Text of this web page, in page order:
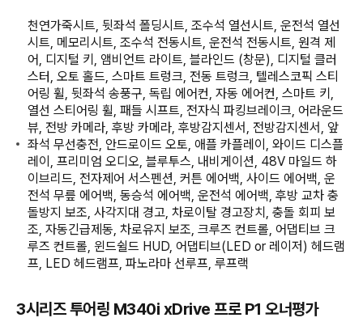
천연가죽시트, 뒷좌석 폴딩시트, 조수석 열선시트, 운전석 열선
시트, 메모리시트, 조수석 전동시트, 운전석 전동시트, 원격 제
어, 디지털 키, 앰비언트 라이트, 블라인드 (창문), 디지털 클러
스터, 오토 홀드, 스마트 트렁크, 전동 트렁크, 텔레스코픽 스티
어링 휠, 뒷좌석 송풍구, 독립 에어컨, 자동 에어컨, 스마트 키,
열선 스티어링 휠, 패들 시프트, 전자식 파킹브레이크, 어라운드
뷰, 전방 카메라, 후방 카메라, 후방감지센서, 전방감지센서, 앞
좌석 무선충전, 안드로이드 오토, 애플 카플레이, 와이드 디스플
레이, 프리미엄 오디오, 블루투스, 내비게이션, 48V 마일드 하
이브리드, 전자제어 서스펜션, 커튼 에어백, 사이드 에어백, 운
전석 무릎 에어백, 동승석 에어백, 운전석 에어백, 후방 교차 충
돌방지 보조, 사각지대 경고, 차로이탈 경고장치, 충돌 회피 보
조, 자동긴급제동, 차로유지 보조, 크루즈 컨트롤, 어댑티브 크
루즈 컨트롤, 윈드쉴드 HUD, 어댑티브(LED or 레이저) 헤드램
프, LED 헤드램프, 파노라마 선루프, 루프랙
3시리즈 투어링 M340i xDrive 프로 P1 오너평가